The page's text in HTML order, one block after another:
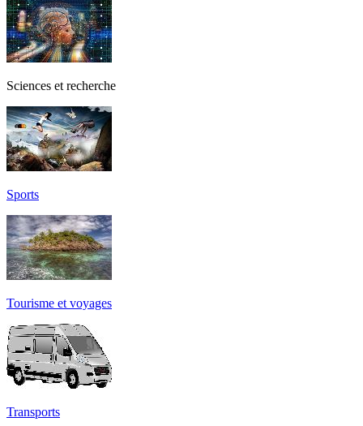
Sciences et recherche
Sports
Tourisme et voyages
Transports